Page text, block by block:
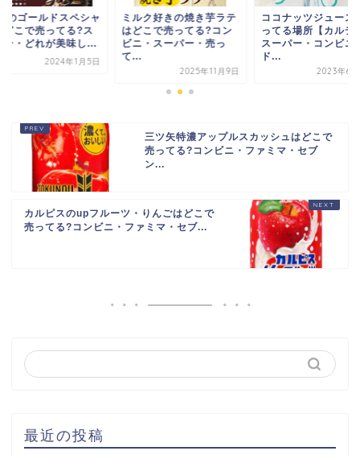
ャ
ス
...
ミルク好きの焼き芋ラテ
はどこで売ってる?コン
ビニ・スーパー・売っ
て...
ココナッツジュースが売
ってる場所【カルディ・
スーパー・コンビニ・
2023年6月25日
UCCの
ルはど
ーパー
三ツ矢特濃アップルスカッシュはどこで
売ってる?コンビニ・ファミマ・セブ
ン...
カルピスのupフルーツ・りんごはどこで
売ってる?コンビニ・ファミマ・セブ...
最近の投稿